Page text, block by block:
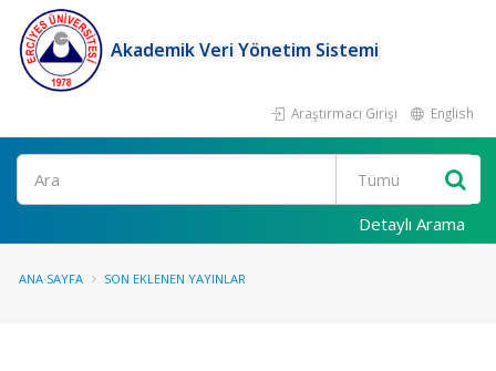
Akademik Veri Yönetim Sistemi
Araştırmacı Girişi English
Ara
Detaylı Arama
ANA SAYFA SON EKLENEN YAYINLAR